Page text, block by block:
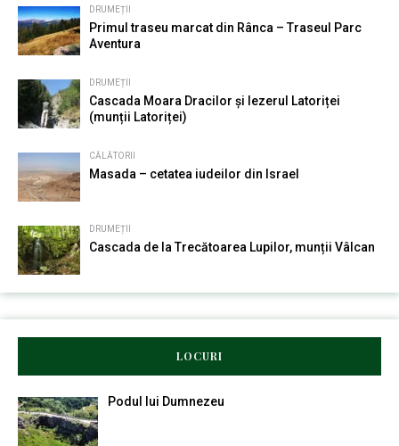
DRUMEȚII
Primul traseu marcat din Rânca – Traseul Parc
Aventura
DRUMEȚII
Cascada Moara Dracilor și Iezerul Latoriței
(munții Latoriței)
CĂLĂTORII
Masada – cetatea iudeilor din Israel
DRUMEȚII
Cascada de la Trecătoarea Lupilor, munții Vâlcan
LOCURI
Podul lui Dumnezeu